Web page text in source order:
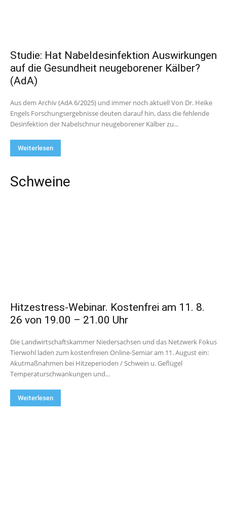
Studie: Hat Nabeldesinfektion Auswirkungen
auf die Gesundheit neugeborener Kälber?
(AdA)
Aus dem Archiv (AdA 6/2025) und immer noch aktuell Von Dr. Heike
Engels Forschungsergebnisse deuten darauf hin, dass die fehlende
Desinfektion der Nabelschnur neugeborener Kälber zu...
Weiterlesen
Schweine
Hitzestress-Webinar. Kostenfrei am 11. 8.
26 von 19.00 – 21.00 Uhr
Die Landwirtschaftskammer Niedersachsen und das Netzwerk Fokus
Tierwohl laden zum kostenfreien Online-Semiar am 11. August ein:
Akutmaßnahmen bei Hitzeperioden / Schwein u. Geflügel
Temperaturschwankungen und...
Weiterlesen